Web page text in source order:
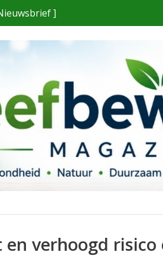
]
verhoogd risico